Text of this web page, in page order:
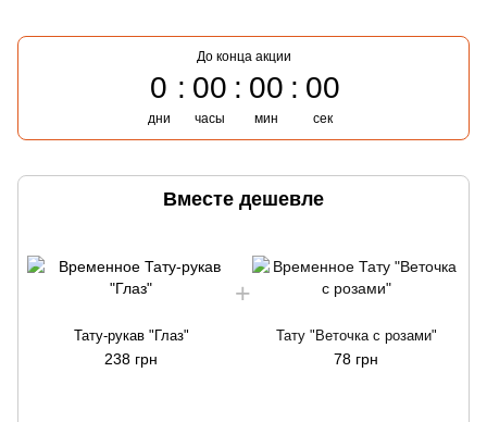
До конца акции
0
дни
00
часы
00
мин
00
сек
Вместе дешевле
Тату-рукав "Глаз"
238 грн
Тату "Веточка с розами"
78 грн